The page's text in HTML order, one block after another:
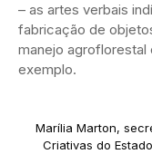
– as artes verbais
fabricação de
manejo
exemplo.
Marília Marton,
Criativas do